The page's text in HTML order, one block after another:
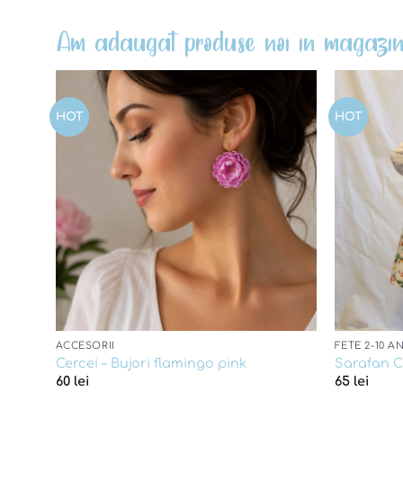
Am adaugat produse noi in
HOT
ACCESORII
Cercei – Bujori flamingo pink
60 lei
HOT
FETE 2-10 ANI
Sarafan
65 lei